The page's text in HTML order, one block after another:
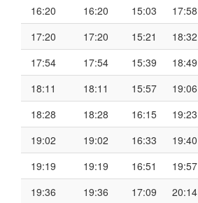
16:20
16:20 15:03 17:58
17:20
17:20 15:21 18:32
17:54
17:54 15:39 18:49
18:11
18:11 15:57 19:06
18:28
18:28 16:15 19:23
19:02
19:02 16:33 19:40
19:19
19:19 16:51 19:57
19:36
19:36 17:09 20:14